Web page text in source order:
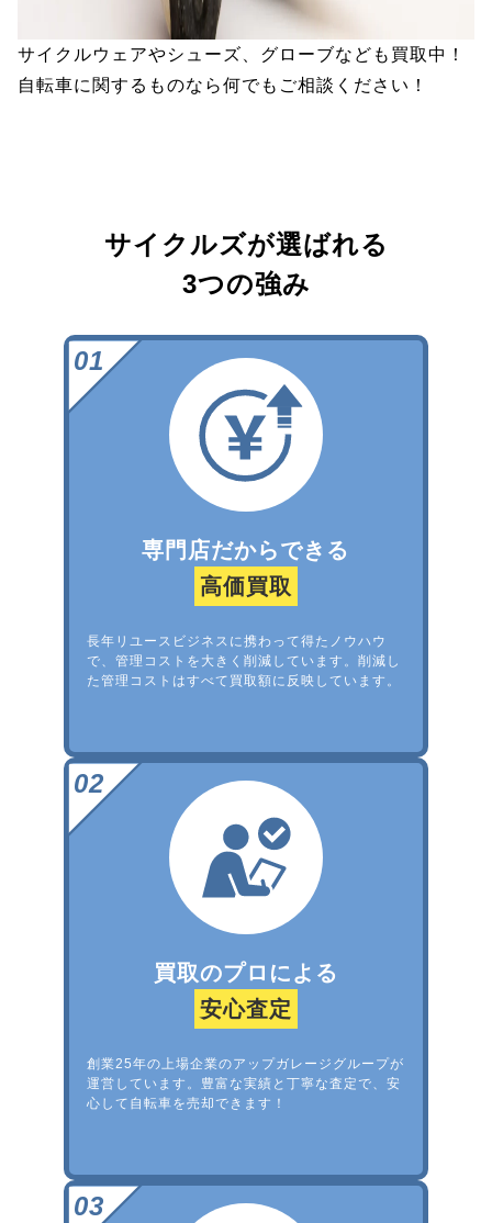
サイクルウェアやシューズ、グローブなども買取中！
自転車に関するものなら何でもご相談ください！
サイクルズが選ばれる
3つの強み
専門店だからできる
高価買取
長年リユースビジネスに携わって得たノウハウ
で、管理コストを大きく削減しています。削減し
た管理コストはすべて買取額に反映しています。
買取のプロによる
安心査定
創業25年の上場企業のアップガレージグループが
運営しています。豊富な実績と丁寧な査定で、安
心して自転車を売却できます！